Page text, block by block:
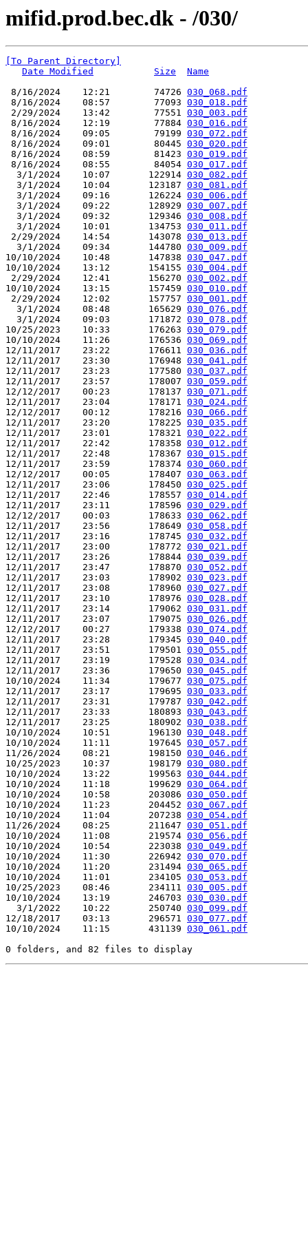
mifid.prod.bec.dk - /030/
[To Parent Directory]
Date Modified
Size
Name
8/16/2024    12:21        74726 030_068.pdf
8/16/2024    08:57        77093 030_018.pdf
2/29/2024    13:42        77551 030_003.pdf
8/16/2024    12:19        77884 030_016.pdf
8/16/2024    09:05        79199 030_072.pdf
8/16/2024    09:01        80445 030_020.pdf
8/16/2024    08:59        81423 030_019.pdf
8/16/2024    08:55        84054 030_017.pdf
3/1/2024    10:07       122914 030_082.pdf
3/1/2024    10:04       123187 030_081.pdf
3/1/2024    09:16       126224 030_006.pdf
3/1/2024    09:22       128929 030_007.pdf
3/1/2024    09:32       129346 030_008.pdf
3/1/2024    10:01       134753 030_011.pdf
2/29/2024    14:54       143078 030_013.pdf
3/1/2024    09:34       144780 030_009.pdf
10/10/2024    10:48       147838 030_047.pdf
10/10/2024    13:12       154155 030_004.pdf
2/29/2024    12:41       156270 030_002.pdf
10/10/2024    13:15       157459 030_010.pdf
2/29/2024    12:02       157757 030_001.pdf
3/1/2024    08:48       165629 030_076.pdf
3/1/2024    09:03       171872 030_078.pdf
10/25/2023    10:33       176263 030_079.pdf
10/10/2024    11:26       176536 030_069.pdf
12/11/2017    23:22       176611 030_036.pdf
12/11/2017    23:30       176948 030_041.pdf
12/11/2017    23:23       177580 030_037.pdf
12/11/2017    23:57       178007 030_059.pdf
12/12/2017    00:23       178137 030_071.pdf
12/11/2017    23:04       178171 030_024.pdf
12/12/2017    00:12       178216 030_066.pdf
12/11/2017    23:20       178225 030_035.pdf
12/11/2017    23:01       178321 030_022.pdf
12/11/2017    22:42       178358 030_012.pdf
12/11/2017    22:48       178367 030_015.pdf
12/11/2017    23:59       178374 030_060.pdf
12/12/2017    00:05       178407 030_063.pdf
12/11/2017    23:06       178450 030_025.pdf
12/11/2017    22:46       178557 030_014.pdf
12/11/2017    23:11       178596 030_029.pdf
12/12/2017    00:03       178633 030_062.pdf
12/11/2017    23:56       178649 030_058.pdf
12/11/2017    23:16       178745 030_032.pdf
12/11/2017    23:00       178772 030_021.pdf
12/11/2017    23:26       178844 030_039.pdf
12/11/2017    23:47       178870 030_052.pdf
12/11/2017    23:03       178902 030_023.pdf
12/11/2017    23:08       178960 030_027.pdf
12/11/2017    23:10       178976 030_028.pdf
12/11/2017    23:14       179062 030_031.pdf
12/11/2017    23:07       179075 030_026.pdf
12/12/2017    00:27       179338 030_074.pdf
12/11/2017    23:28       179345 030_040.pdf
12/11/2017    23:51       179501 030_055.pdf
12/11/2017    23:19       179528 030_034.pdf
12/11/2017    23:36       179650 030_045.pdf
10/10/2024    11:34       179677 030_075.pdf
12/11/2017    23:17       179695 030_033.pdf
12/11/2017    23:31       179787 030_042.pdf
12/11/2017    23:33       180893 030_043.pdf
12/11/2017    23:25       180902 030_038.pdf
10/10/2024    10:51       196130 030_048.pdf
10/10/2024    11:11       197645 030_057.pdf
11/26/2024    08:21       198150 030_046.pdf
10/25/2023    10:37       198179 030_080.pdf
10/10/2024    13:22       199563 030_044.pdf
10/10/2024    11:18       199629 030_064.pdf
10/10/2024    10:58       203086 030_050.pdf
10/10/2024    11:23       204452 030_067.pdf
10/10/2024    11:04       207238 030_054.pdf
11/26/2024    08:25       211647 030_051.pdf
10/10/2024    11:08       219574 030_056.pdf
10/10/2024    10:54       223038 030_049.pdf
10/10/2024    11:30       226942 030_070.pdf
10/10/2024    11:20       231494 030_065.pdf
10/10/2024    11:01       234105 030_053.pdf
10/25/2023    08:46       234111 030_005.pdf
10/10/2024    13:19       246703 030_030.pdf
3/1/2022    10:22       250740 030_099.pdf
12/18/2017    03:13       296571 030_077.pdf
10/10/2024    11:15       431139 030_061.pdf
0 folders, and 82 files to display